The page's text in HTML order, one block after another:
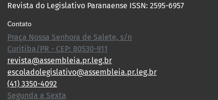
Revista do Legislativo Paranaense ISSN: 2595-6957
Contato
Praça Nossa Senhora de Salete, s/n
Curitiba/PR - CEP: 80530-911
revista@assembleia.pr.leg.br
escoladolegislativo@assembleia.pr.leg.br
(41) 3350-4092
Segunda a Sexta